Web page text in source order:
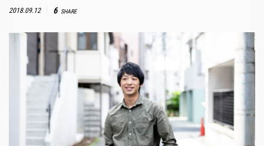
2018.09.12 6 SHARE